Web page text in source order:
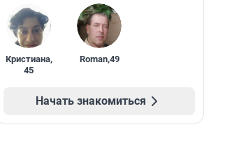
Кристиана,
45
Roman,49
Начать знакомиться